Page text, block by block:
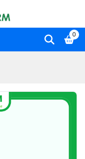
0